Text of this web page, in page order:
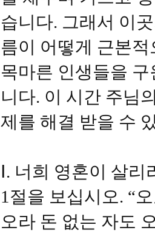
습니다. 그래서 이
름이 어떻게 근본
목마른 인생들을
니다. 이 시간 주님
제를 해결 받을 수
Ⅰ. 너희 영혼이 살리
1절을 보십시오. “
오라 돈 없는 자도